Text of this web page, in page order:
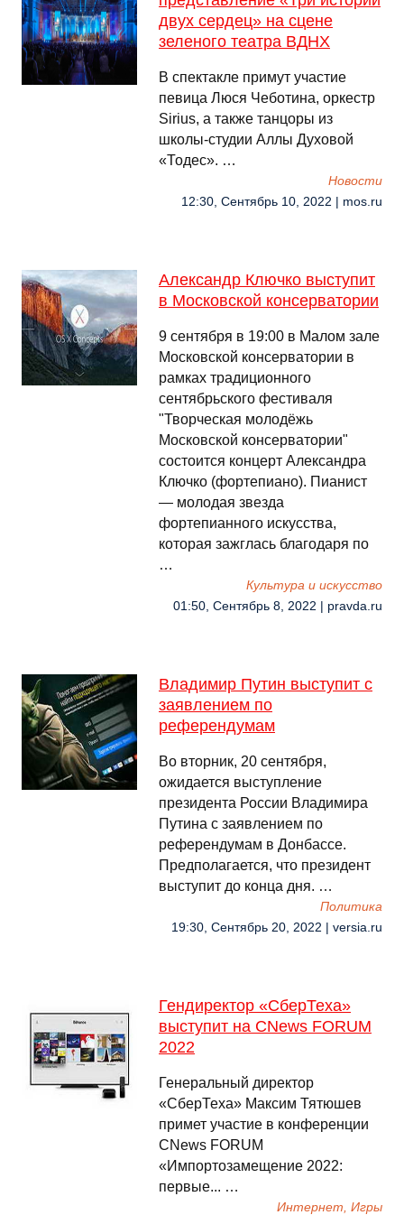
двух сердец» на сцене
зеленого театра ВДНХ
В спектакле примут участие
певица Люся Чеботина, оркестр
Sirius, а также танцоры из
школы-студии Аллы Духовой
«Тодес». …
Новости
12:30, Сентябрь 10, 2022 | mos.ru
Александр Ключко выступит
в Московской консерватории
9 сентября в 19:00 в Малом зале
Московской консерватории в
рамках традиционного
сентябрьского фестиваля
"Творческая молодёжь
Московской консерватории"
состоится концерт Александра
Ключко (фортепиано). Пианист
— молодая звезда
фортепианного искусства,
которая зажглась благодаря по
…
Культура и искусство
01:50, Сентябрь 8, 2022 | pravda.ru
Владимир Путин выступит с
заявлением по
референдумам
Во вторник, 20 сентября,
ожидается выступление
президента России Владимира
Путина с заявлением по
референдумам в Донбассе.
Предполагается, что президент
выступит до конца дня. …
Политика
19:30, Сентябрь 20, 2022 | versia.ru
Гендиректор «СберТеха»
выступит на CNews FORUM
2022
Генеральный директор
«СберТеха» Максим Тятюшев
примет участие в конференции
CNews FORUM
«Импортозамещение 2022:
первые... …
Интернет, Игры